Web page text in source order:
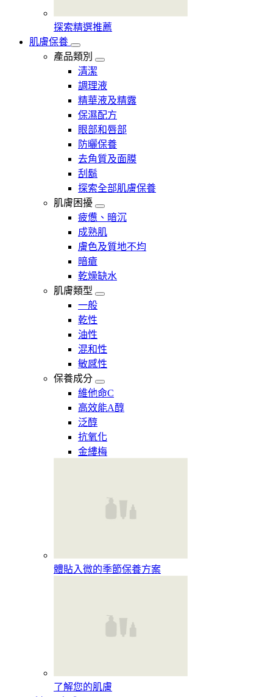
探索精選推薦
肌膚保養
產品類別
清潔
調理液
精華液及精露
保濕配方
眼部和唇部
防曬保養
去角質及面膜
刮鬍
探索全部肌膚保養
肌膚困擾
疲憊、暗沉
成熟肌
膚色及質地不均
暗瘡​
乾燥缺水
肌膚類型
一般
乾性
油性
混和性
敏感性
保養成分
維他命C
高效能A醇
泛醇
抗氧化
金縷梅
體貼入微的季節保養方案
了解您的肌膚